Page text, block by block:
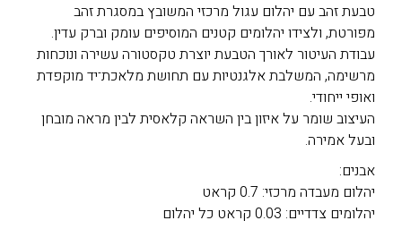
טבעת זהב עם יהלום עגול מרכזי המשובץ במסגרת זהב
מפורטת, ולצידו יהלומים קטנים המוסיפים עומק וברק עדין.
עבודת העיטור לאורך הטבעת יוצרת טקסטורה עשירה ונוכחות
מרשימה, המשלבת אלגנטיות עם תחושת מלאכת־יד מוקפדת
ואופי ייחודי.
העיצוב שומר על איזון בין השראה קלאסית לבין מראה מובחן
ובעל אמירה.
אבנים:
יהלום מעבדה מרכזי: 0.7 קראט
יהלומים צדדיים: 0.03 קראט כל יהלום